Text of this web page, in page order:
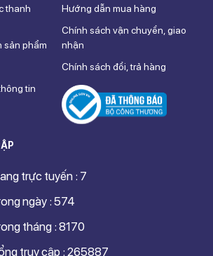
thanh
sản phẩm
tin
Hướng dẫn mua hàng
Chính sách vận chuyển, giao
nhận
Chính sách đổi, trả hàng
ngày : 574
tháng : 8170
truy cập : 265887
trực tuyến : 7